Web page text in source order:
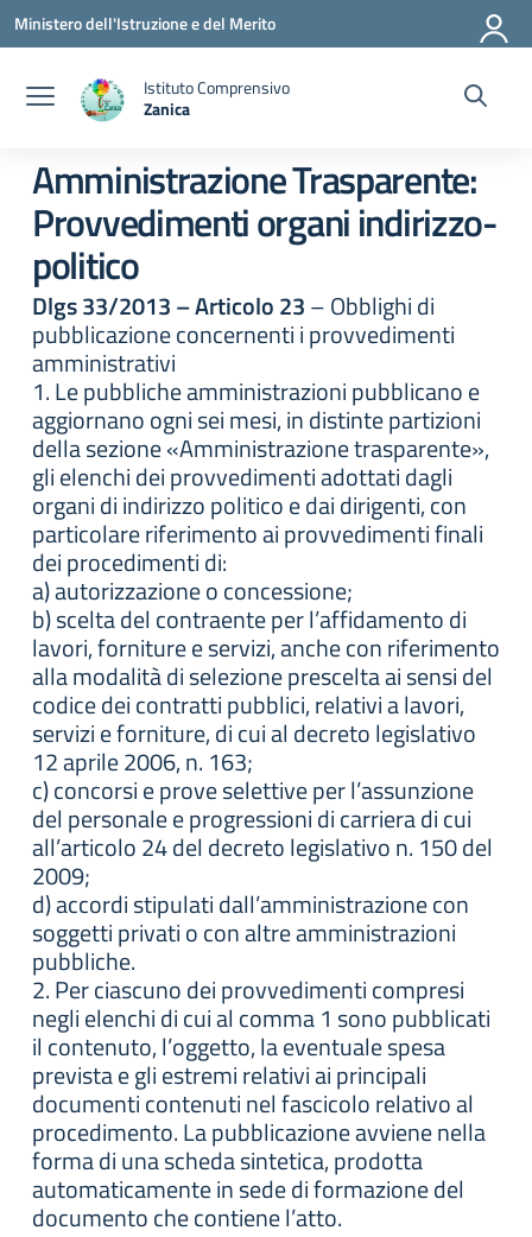
Vai ai contenuti
Vai al menu di navigazione
Vai al footer
Ministero dell'Istruzione e del Merito
Istituto Comprensivo
Zanica
Amministrazione Trasparente:
Provvedimenti organi indirizzo-
politico
Dlgs 33/2013 – Articolo 23– Obblighi di
pubblicazione concernenti i provvedimenti
amministrativi
1. Le pubbliche amministrazioni pubblicano e
aggiornano ogni sei mesi, in distinte partizioni
della sezione «Amministrazione trasparente»,
gli elenchi dei provvedimenti adottati dagli
organi di indirizzo politico e dai dirigenti, con
particolare riferimento ai provvedimenti finali
dei procedimenti di:
a) autorizzazione o concessione;
b) scelta del contraente per l’affidamento di
lavori, forniture e servizi, anche con riferimento
alla modalità di selezione prescelta ai sensi del
codice dei contratti pubblici, relativi a lavori,
servizi e forniture, di cui al decreto legislativo
12 aprile 2006, n. 163;
c) concorsi e prove selettive per l’assunzione
del personale e progressioni di carriera di cui
all’articolo 24 del decreto legislativo n. 150 del
2009;
d) accordi stipulati dall’amministrazione con
soggetti privati o con altre amministrazioni
pubbliche.
2. Per ciascuno dei provvedimenti compresi
negli elenchi di cui al comma 1 sono pubblicati
il contenuto, l’oggetto, la eventuale spesa
prevista e gli estremi relativi ai principali
documenti contenuti nel fascicolo relativo al
procedimento. La pubblicazione avviene nella
forma di una scheda sintetica, prodotta
automaticamente in sede di formazione del
documento che contiene l’atto.